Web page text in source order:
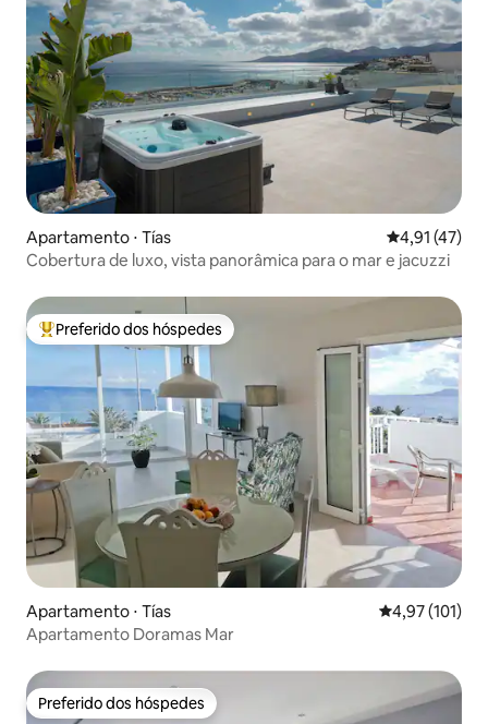
Apartamento ⋅ Tías 4,91 de uma
4,91 (47)
Cobertura de luxo, vista panorâmica para o mar e jacuzzi
Entre os melhores preferidos dos hóspedes
Preferido dos hóspedes
Apartamento ⋅ Tías 4,97 de uma
4,97 (101)
Apartamento Doramas Mar
Preferido dos hóspedes
Preferido dos hóspedes